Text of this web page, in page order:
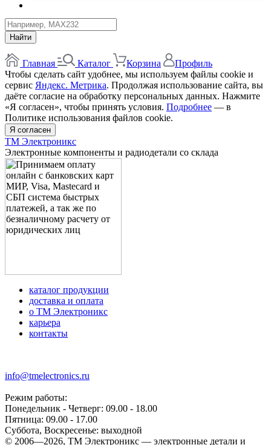
Найти
Главная Каталог Корзина
Профиль
Чтобы сделать сайт удобнее, мы используем файлы cookie и
сервис Яндекс. Метрика. Продолжая использование сайта, вы
даёте согласие на обработку персональных данных. Нажмите
«Я согласен», чтобы принять условия. Подробнее — в
Политике использования файлов cookie.
Я согласен
ТМ Электроникс
Электронные компоненты и радиодетали со склада
каталог продукции
доставка и оплата
о ТМ Электроникс
карьера
контакты
info@tmelectronics.ru
Режим работы:
Понедельник - Четверг: 09.00 - 18.00
Пятница: 09.00 - 17.00
Суббота, Воскресенье: выходной
© 2006—2026, ТМ Электроникс — электронные детали и